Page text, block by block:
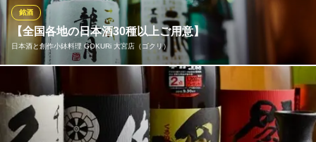
した純米吟醸酒。
すし酒家 一歩
新鮮魚介×寿司×地鶏
ＪＲ大宮駅東口 徒歩3分
埼玉県さいたま市大宮区宮町1-35-2 B1
【全国各地の日本酒30種以上ご用意】
日本酒と創作小鉢料理 GOKURi 大宮店（ゴクリ）
銘酒
【飲み比べ】「お料理は少しで良いんだけど・・・」という方も
大歓迎です。お酒に合うアテもご用意していますので、季節のお
酒だけ楽しむ方もお気軽にお越しください。お一人様でも大歓
迎！60mlから量を選べるので全国各地の日本酒の飲み比べが楽し